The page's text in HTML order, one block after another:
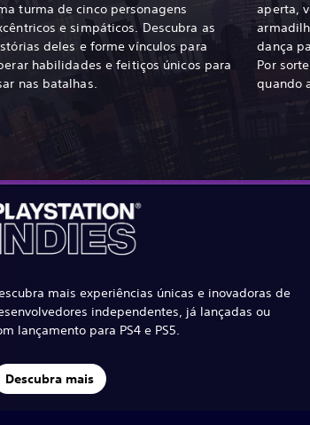
turma de cinco personagens
e simpáticos. Descubra as
deles e forme vínculos para
habilidades e feitiços únicos para
nas batalhas.
aperta,
dança
Por
quando
mais experiências únicas e inovadoras de
independentes, já lançadas ou
lançamento para PS4 e PS5.
Descubra mais